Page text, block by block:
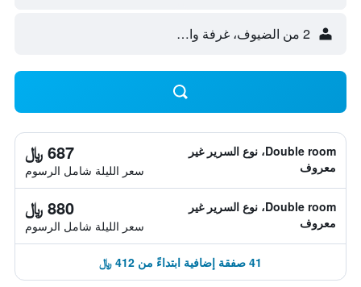
2 من الضيوف، غرفة واحدة
Double room، نوع السرير غير
معروف
687 ﷼
سعر الليلة شامل الرسوم
Double room، نوع السرير غير
معروف
880 ﷼
سعر الليلة شامل الرسوم
41 صفقة إضافية ابتداءً من 412 ﷼